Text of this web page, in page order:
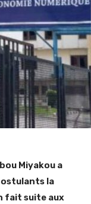
Miyakou a
la
fait suite aux